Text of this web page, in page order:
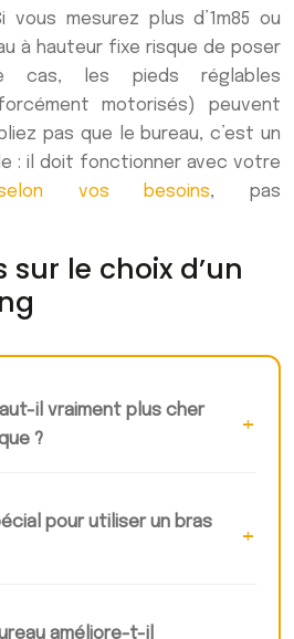
vous mesurez plus d’1m85 ou
à hauteur fixe risque de poser
cas, les pieds réglables
motorisés) peuvent
pas que le bureau, c’est un
: il doit fonctionner avec votre
vos besoins, pas
le choix d’un
il vraiment plus cher
?
pour utiliser un bras
améliore-t-il